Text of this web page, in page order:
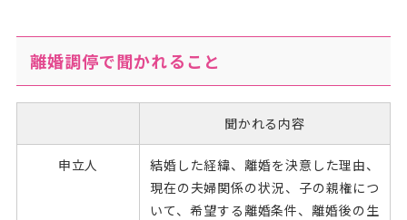
離婚調停で聞かれること
聞かれる内容
申立人
結婚した経緯、離婚を決意した理由、
現在の夫婦関係の状況、子の親権につ
いて、希望する離婚条件、離婚後の生